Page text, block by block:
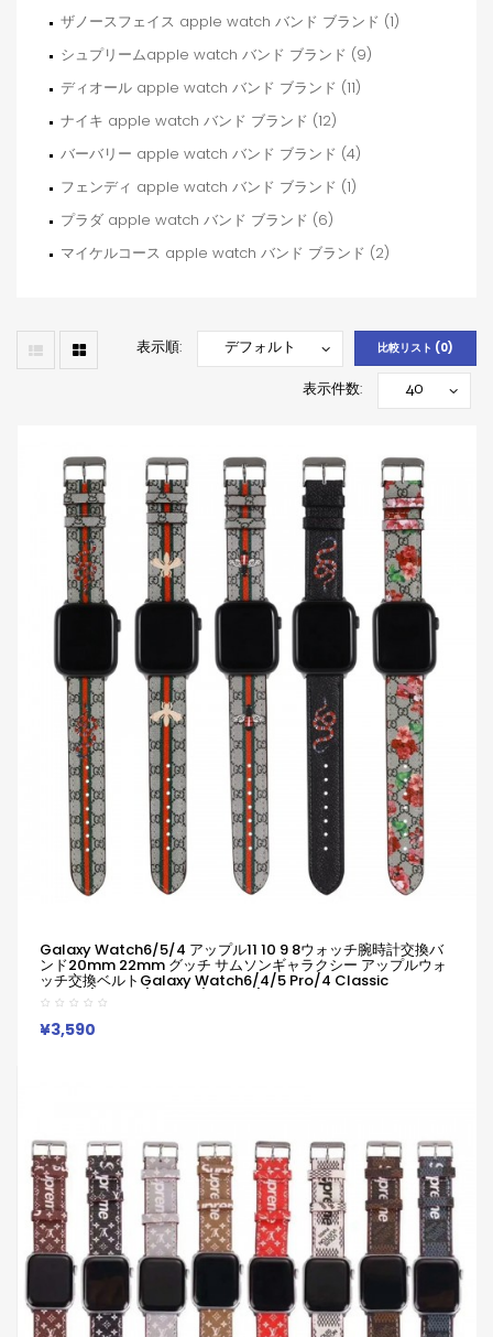
ザノースフェイス apple watch バンド ブランド (1)
シュプリームapple watch バンド ブランド (9)
ディオール apple watch バンド ブランド (11)
ナイキ apple watch バンド ブランド (12)
バーバリー apple watch バンド ブランド (4)
フェンディ apple watch バンド ブランド (1)
プラダ apple watch バンド ブランド (6)
マイケルコース apple watch バンド ブランド (2)
比較リスト (0)
表示順:
表示件数:
Galaxy Watch6/5/4 アップル11 10 9 8ウォッチ腕時計交換バ
ンド20mm 22mm グッチ サムソンギャラクシー アップルウォ
ッチ交換ベルトGalaxy Watch6/4/5 Pro/4 Classic
46mm/45mm/44mm/42mm/40mm適用 交換ベルト
Galaxy/appleなどウォッチ対応
¥3,590